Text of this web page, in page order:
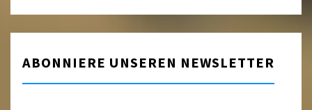
ABONNIERE UNSEREN NEWSLETTER